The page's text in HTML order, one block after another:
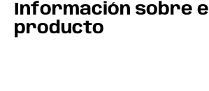
Información sobre el
producto